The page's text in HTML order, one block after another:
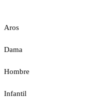
Aros
Dama
Hombre
Infantil